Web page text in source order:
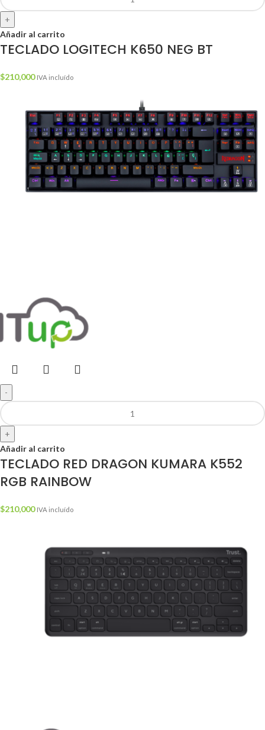
+
Añadir al carrito
TECLADO LOGITECH K650 NEG BT
$210,000 IVA incluído
-
+
Añadir al carrito
TECLADO RED DRAGON KUMARA K552
RGB RAINBOW
$210,000 IVA incluído